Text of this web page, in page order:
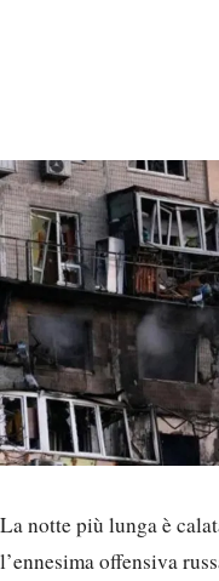
La notte più lunga è
l’ennesima offensiva